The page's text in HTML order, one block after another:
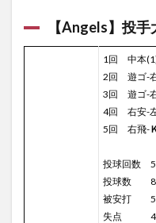
【Angels】投
1回 中本
2回 遊ゴ-
3回 遊ゴ-
4回 右安-
5回 右飛-
投球回数 5
投球数
被安打 5
失点 4